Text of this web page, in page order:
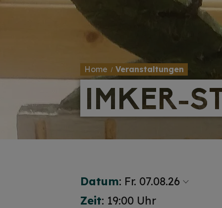
Home Veranstaltungen
IMKER-
IMKER-
Datum: Fr. 07.08.26
Zeit: 19:00 Uhr